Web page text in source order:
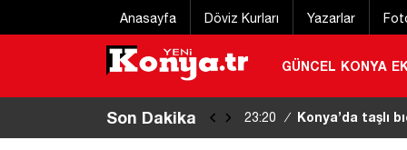
Anasayfa Döviz Kurları Yazarlar
GÜNCEL KONYA
Son Dakika 23:20 / Konya’da taşlı